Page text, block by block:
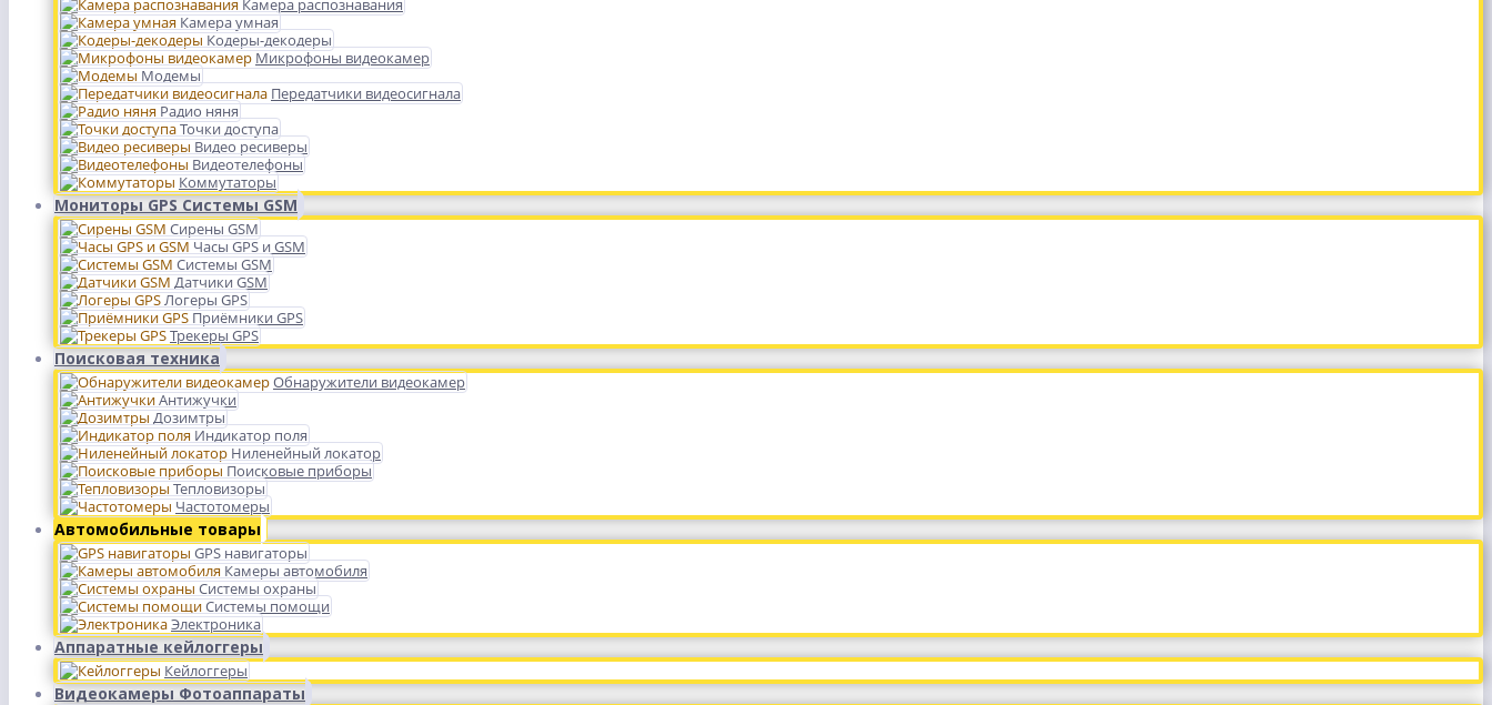
Камера распознавания
Камера умная
Кодеры-декодеры
Микрофоны видеокамер
Модемы
Передатчики видеосигнала
Радио няня
Точки доступа
Видео ресиверы
Видеотелефоны
Коммутаторы
Мониторы GPS Системы GSM
Сирены GSM
Часы GPS и GSM
Системы GSM
Датчики GSM
Логеры GPS
Приёмники GPS
Трекеры GPS
Поисковая техника
Обнаружители видеокамер
Антижучки
Дозимтры
Индикатор поля
Ниленейный локатор
Поисковые приборы
Тепловизоры
Частотомеры
Автомобильные товары
GPS навигаторы
Камеры автомобиля
Системы охраны
Системы помощи
Электроника
Аппаратные кейлоггеры
Кейлоггеры
Видеокамеры Фотоаппараты